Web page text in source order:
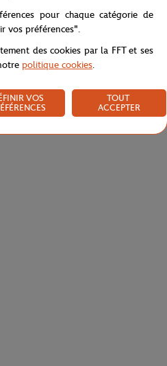
pour chaque catégorie de
vos préférences".
des cookies par la FFT et ses
politique cookies.
VOS
TOUT
ACCEPTER